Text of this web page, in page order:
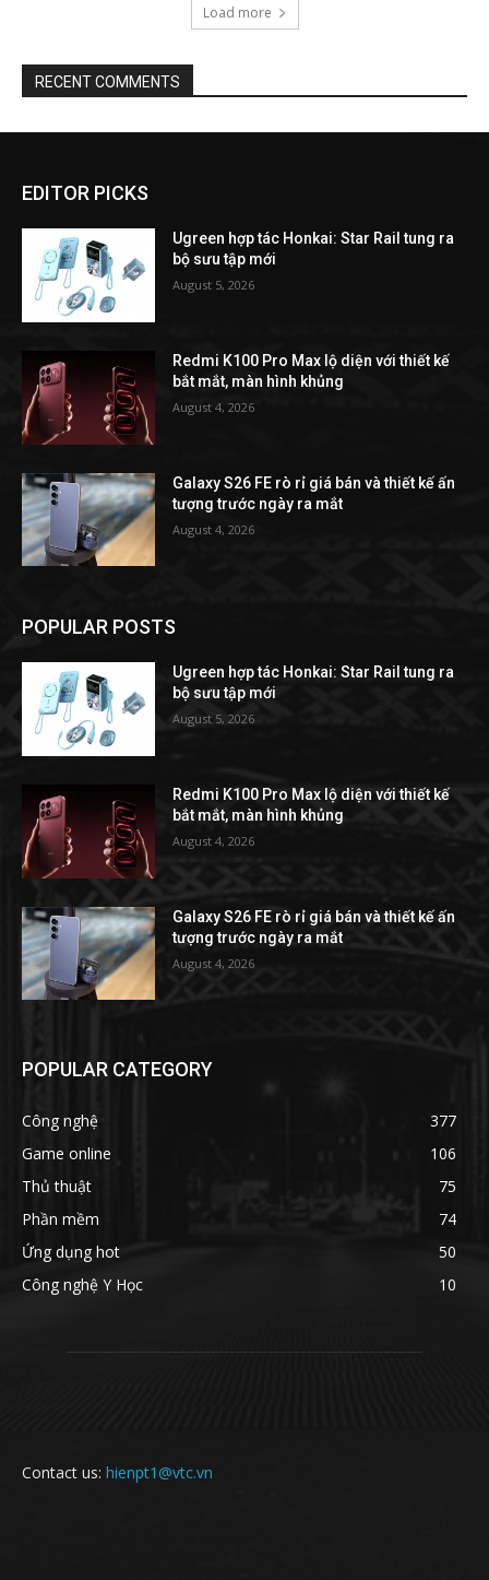
Load more
RECENT COMMENTS
EDITOR PICKS
Ugreen hợp tác Honkai: Star Rail tung ra
bộ sưu tập mới
August 5, 2026
Redmi K100 Pro Max lộ diện với thiết kế
bắt mắt, màn hình khủng
August 4, 2026
Galaxy S26 FE rò rỉ giá bán và thiết kế ấn
tượng trước ngày ra mắt
August 4, 2026
POPULAR POSTS
Ugreen hợp tác Honkai: Star Rail tung ra
bộ sưu tập mới
August 5, 2026
Redmi K100 Pro Max lộ diện với thiết kế
bắt mắt, màn hình khủng
August 4, 2026
Galaxy S26 FE rò rỉ giá bán và thiết kế ấn
tượng trước ngày ra mắt
August 4, 2026
POPULAR CATEGORY
Công nghệ
377
Game online
106
Thủ thuật
75
Phần mềm
74
Ứng dụng hot
50
Công nghệ Y Học
10
Contact us: hienpt1@vtc.vn